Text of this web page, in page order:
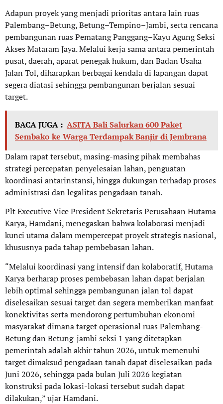
Adapun proyek yang menjadi prioritas antara lain ruas
Palembang–Betung, Betung–Tempino–Jambi, serta rencana
pembangunan ruas Pematang Panggang–Kayu Agung Seksi
Akses Mataram Jaya. Melalui kerja sama antara pemerintah
pusat, daerah, aparat penegak hukum, dan Badan Usaha
Jalan Tol, diharapkan berbagai kendala di lapangan dapat
segera diatasi sehingga pembangunan berjalan sesuai
target.
BACA JUGA : ASITA Bali Salurkan 600 Paket
Sembako ke Warga Terdampak Banjir di Jembrana
Dalam rapat tersebut, masing-masing pihak membahas
strategi percepatan penyelesaian lahan, penguatan
koordinasi antarinstansi, hingga dukungan terhadap proses
administrasi dan legalitas pengadaan tanah.
Plt Executive Vice President Sekretaris Perusahaan Hutama
Karya, Hamdani, menegaskan bahwa kolaborasi menjadi
kunci utama dalam mempercepat proyek strategis nasional,
khususnya pada tahap pembebasan lahan.
“Melalui koordinasi yang intensif dan kolaboratif, Hutama
Karya berharap proses pembebasan lahan dapat berjalan
lebih optimal sehingga pembangunan jalan tol dapat
diselesaikan sesuai target dan segera memberikan manfaat
konektivitas serta mendorong pertumbuhan ekonomi
masyarakat dimana target operasional ruas Palembang-
Betung dan Betung-jambi seksi 1 yang ditetapkan
pemerintah adalah akhir tahun 2026, untuk memenuhi
target dimaksud pengadaan tanah dapat diselesaikan pada
Juni 2026, sehingga pada bulan Juli 2026 kegiatan
konstruksi pada lokasi-lokasi tersebut sudah dapat
dilakukan,” ujar Hamdani.